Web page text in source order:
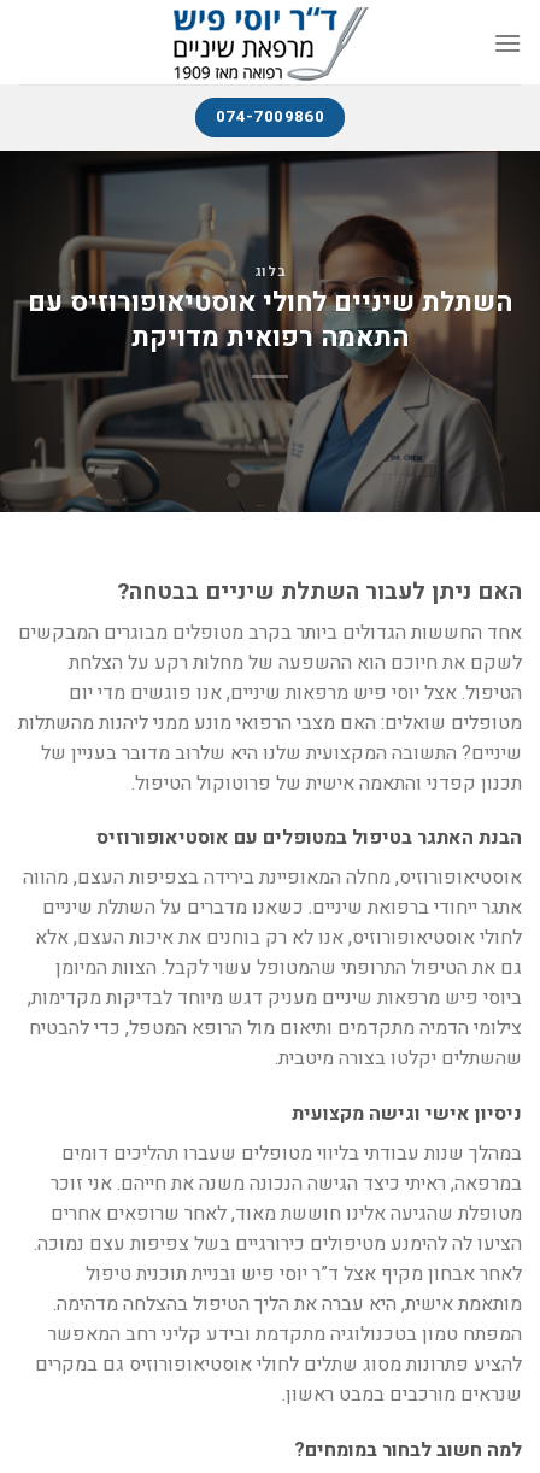
074-7009860
בלוג
השתלת שיניים לחולי אוסטיאופורוזיס עם
התאמה רפואית מדויקת
האם ניתן לעבור השתלת שיניים בבטחה?
אחד החששות הגדולים ביותר בקרב מטופלים מבוגרים המבקשים
לשקם את חיוכם הוא ההשפעה של מחלות רקע על הצלחת
הטיפול. אצל יוסי פיש מרפאות שיניים, אנו פוגשים מדי יום
מטופלים שואלים: האם מצבי הרפואי מונע ממני ליהנות מהשתלות
שיניים? התשובה המקצועית שלנו היא שלרוב מדובר בעניין של
תכנון קפדני והתאמה אישית של פרוטוקול הטיפול.
הבנת האתגר בטיפול במטופלים עם אוסטיאופורוזיס
אוסטיאופורוזיס, מחלה המאופיינת בירידה בצפיפות העצם, מהווה
אתגר ייחודי ברפואת שיניים. כשאנו מדברים על השתלת שיניים
לחולי אוסטיאופורוזיס, אנו לא רק בוחנים את איכות העצם, אלא
גם את הטיפול התרופתי שהמטופל עשוי לקבל. הצוות המיומן
ביוסי פיש מרפאות שיניים מעניק דגש מיוחד לבדיקות מקדימות,
צילומי הדמיה מתקדמים ותיאום מול הרופא המטפל, כדי להבטיח
שהשתלים יקלטו בצורה מיטבית.
ניסיון אישי וגישה מקצועית
במהלך שנות עבודתי בליווי מטופלים שעברו תהליכים דומים
במרפאה, ראיתי כיצד הגישה הנכונה משנה את חייהם. אני זוכר
מטופלת שהגיעה אלינו חוששת מאוד, לאחר שרופאים אחרים
הציעו לה להימנע מטיפולים כירורגיים בשל צפיפות עצם נמוכה.
לאחר אבחון מקיף אצל ד”ר יוסי פיש ובניית תוכנית טיפול
מותאמת אישית, היא עברה את הליך הטיפול בהצלחה מדהימה.
המפתח טמון בטכנולוגיה מתקדמת ובידע קליני רחב המאפשר
להציע פתרונות מסוג שתלים לחולי אוסטיאופורוזיס גם במקרים
שנראים מורכבים במבט ראשון.
למה חשוב לבחור במומחים?